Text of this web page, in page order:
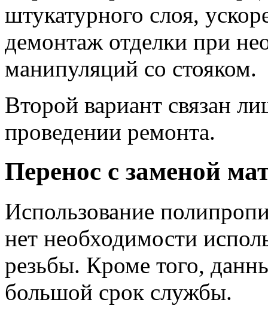
штукатурного слоя,
демонтаж отделки при
манипуляций со стояком.
Второй вариант связан
проведении ремонта.
Перенос с заменой
Использование
нет необходимости
резьбы. Кроме того,
большой срок службы.